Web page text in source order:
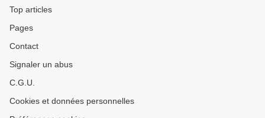
Top articles
Pages
Contact
Signaler un abus
C.G.U.
Cookies et données personnelles